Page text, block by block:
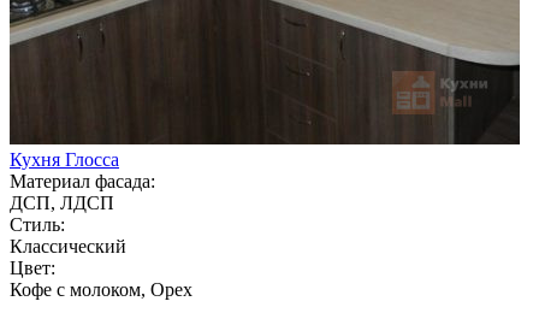
Кухня Глосса
Материал фасада:
ДСП, ЛДСП
Стиль:
Классический
Цвет:
Кофе с молоком, Орех